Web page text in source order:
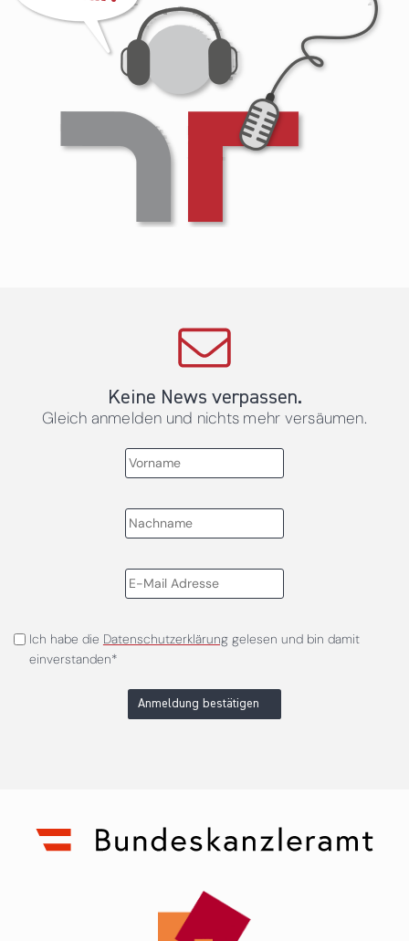
Keine News verpassen.
Gleich anmelden und nichts mehr versäumen.
Ich habe die Datenschutzerklärunggelesen und bin damit
einverstanden*
Anmeldung bestätigen